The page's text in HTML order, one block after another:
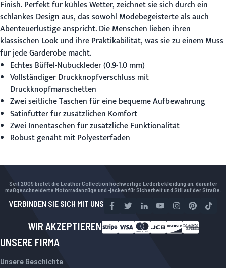
Finish. Perfekt für kühles Wetter, zeichnet sie sich durch ein
schlankes Design aus, das sowohl Modebegeisterte als auch
Abenteuerlustige anspricht. Die Menschen lieben ihren
klassischen Look und ihre Praktikabilität, was sie zu einem Muss
für jede Garderobe macht.
Echtes Büffel-Nubuckleder (0.9-1.0 mm)
Vollständiger Druckknopfverschluss mit
Druckknopfmanschetten
Zwei seitliche Taschen für eine bequeme Aufbewahrung
Satinfutter für zusätzlichen Komfort
Zwei Innentaschen für zusätzliche Funktionalität
Robust genäht mit Polyesterfaden
Seit 2009 bietet die Leather Collection hochwertige Lederbekleidung an, darunter
maßgeschneiderte Motorradanzüge und -jacken für Sicherheit und Stil auf der Straße.
VERBINDEN SIE SICH MIT UNS
WIR AKZEPTIEREN
UNSERE FIRMA
Unsere Geschichte